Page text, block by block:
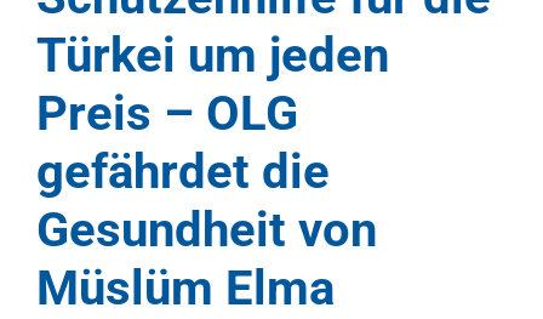
Türkei um jeden
Preis – OLG
gefährdet die
Gesundheit von
Müslüm Elma